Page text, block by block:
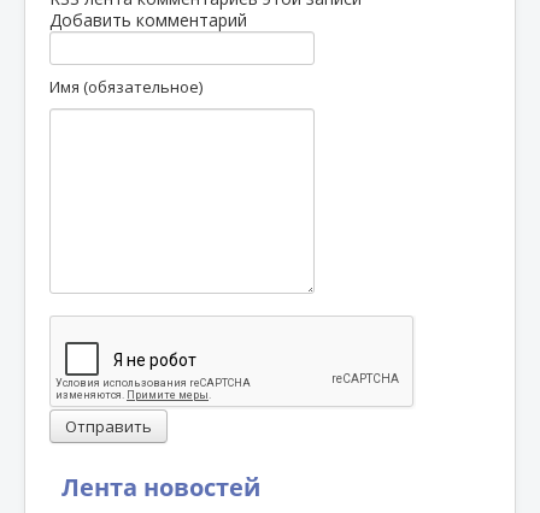
Лента новостей
Добавить комментарий
Имя (обязательное)
Отправить